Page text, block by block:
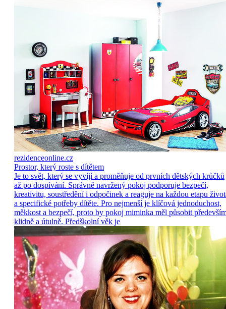
rezidenceonline.cz
Prostor, který roste s dítětem
Je to svět, který se vyvíjí a proměňuje od prvních dětských krůčků
až po dospívání. Správně navržený pokoj podporuje bezpečí,
kreativitu, soustředění i odpočinek a reaguje na každou etapu
a specifické potřeby dítěte. Pro nejmenší je klíčová jednoduchost,
měkkost a bezpečí, proto by pokoj miminka měl působit
klidně a útulně. Předškolní věk je